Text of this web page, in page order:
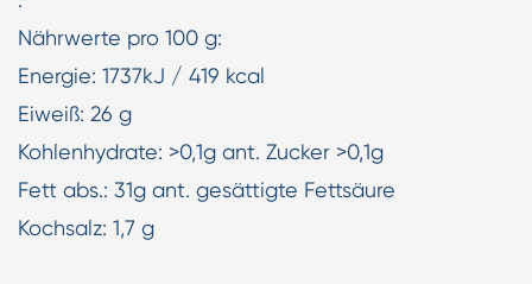
Nährwerte pro 100 g:
Energie: 1737kJ / 419 kcal
Eiweiß: 26 g
Kohlenhydrate: >0,1g ant. Zucker >0,1g
Fett abs.: 31g ant. gesättigte Fettsäure
Kochsalz: 1,7 g